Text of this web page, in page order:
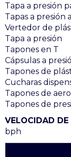
Tapa a presión
Tapas a presión
Vertedor de
Tapa a presión
Tapones en T
Cápsulas a
Tapones de
Cucharas
Tapones de
Tapones de
VELOCIDAD DE
bph